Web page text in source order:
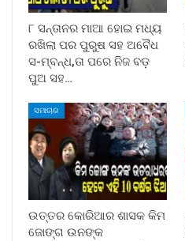
୮ ସନ୍ତାନର ମାଆ ହୋଇ ମଧ୍ୟ
ରଖିଲା ପର ପୁରୁଷ ସହ ଅବୈଧ
ସ-ମ୍ବନ୍ଧ,ତା ପରେ ନିଜ ବଡ଼
ପୁଅ ସହ…
ସମାଚାର
ଉତ୍ତର କୋରିଆର ଶାସକ କିମ
ଜୋଙ୍ଗ ଉନଙ୍କ